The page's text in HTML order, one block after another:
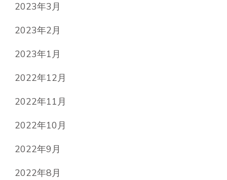
2023年3月
2023年2月
2023年1月
2022年12月
2022年11月
2022年10月
2022年9月
2022年8月